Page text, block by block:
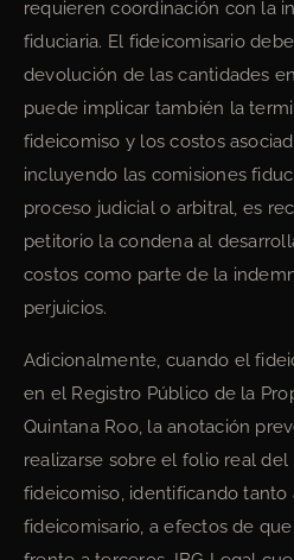
requieren coordinación con la
fiduciaria. El fideicomisario
devolución de las cantidades
puede implicar también la
fideicomiso y los costos
incluyendo las comisiones
proceso judicial o arbitral, es
petitorio la condena al
costos como parte de la
perjuicios.
Adicionalmente, cuando el
en el Registro Público de la
Quintana Roo, la anotación
realizarse sobre el folio real
fideicomiso, identificando
fideicomisario, a efectos de